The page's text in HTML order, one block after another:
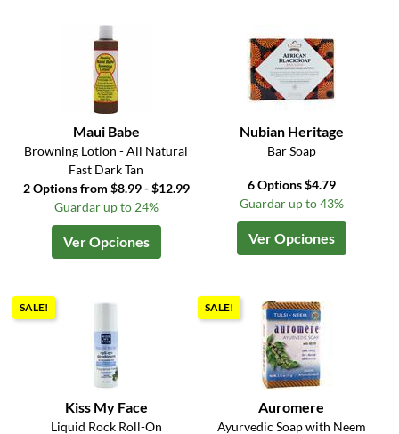
Maui Babe
Browning Lotion - All Natural
Fast Dark Tan
2 Options from $8.99 - $12.99
Guardar up to 24%
Ver Opciones
Nubian Heritage
Bar Soap
6 Options $4.79
Guardar up to 43%
Ver Opciones
SALE!
Kiss My Face
Liquid Rock Roll-On
SALE!
Auromere
Ayurvedic Soap with Neem